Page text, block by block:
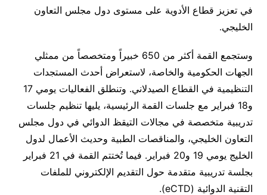
في تعزيز قطاع الأدوية على مستوى دول مجلس التعاون
الخليجي.
وستجمع القمة أكثر من 650 خبيراً ومتخصصاً من ممثلي
الجهات الحكومية والخاصة، لاستعراض أحدث المستجدات
التنظيمية في القطاع الصيدلاني. وتنطلق الفعاليات يومي 17
و18 فبراير مع جلسات القمة الرئيسية، يليها تنظيم جلسات
تدريبية متخصصة في مجالات التيقظ الدوائي في دول مجلس
التعاون الخليجي، والمناقصات الطبية وحديث الأعمال لدول
الخليج يومي 19 و20 فبراير. فيما تُختتم القمة في 21 فبراير
بجلسة تدريبية متقدمة حول التقديم الإلكتروني للملفات
التقنية الدوائية (eCTD).